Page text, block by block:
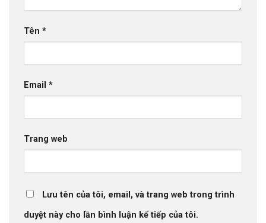
Tên *
Email *
Trang web
Lưu tên của tôi, email, và trang web trong trình
duyệt này cho lần bình luận kế tiếp của tôi.